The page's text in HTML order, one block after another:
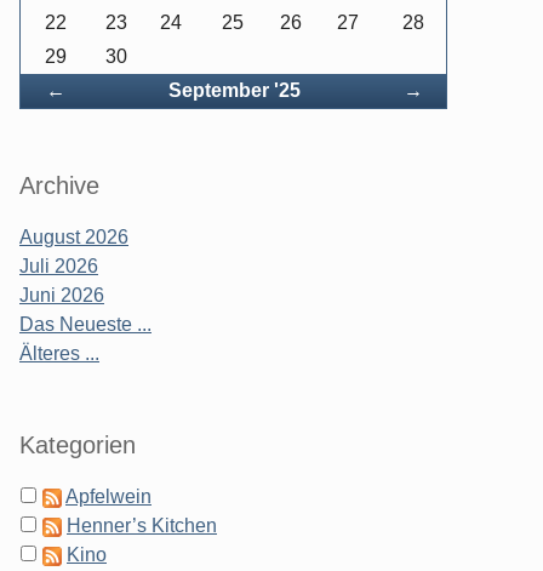
← September '25 Vorwärts
→
22
23 24 25 26 27
28
29
30
Archive
August 2026
Juli 2026
Juni 2026
Das Neueste ...
Älteres ...
Kategorien
Apfelwein
Henner’s Kitchen
Kino